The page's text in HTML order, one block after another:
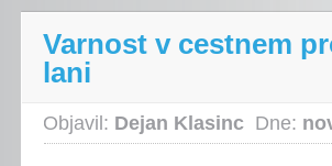
Varnost v cestnem
lani
Objavil: Dejan Klasinc Dne: